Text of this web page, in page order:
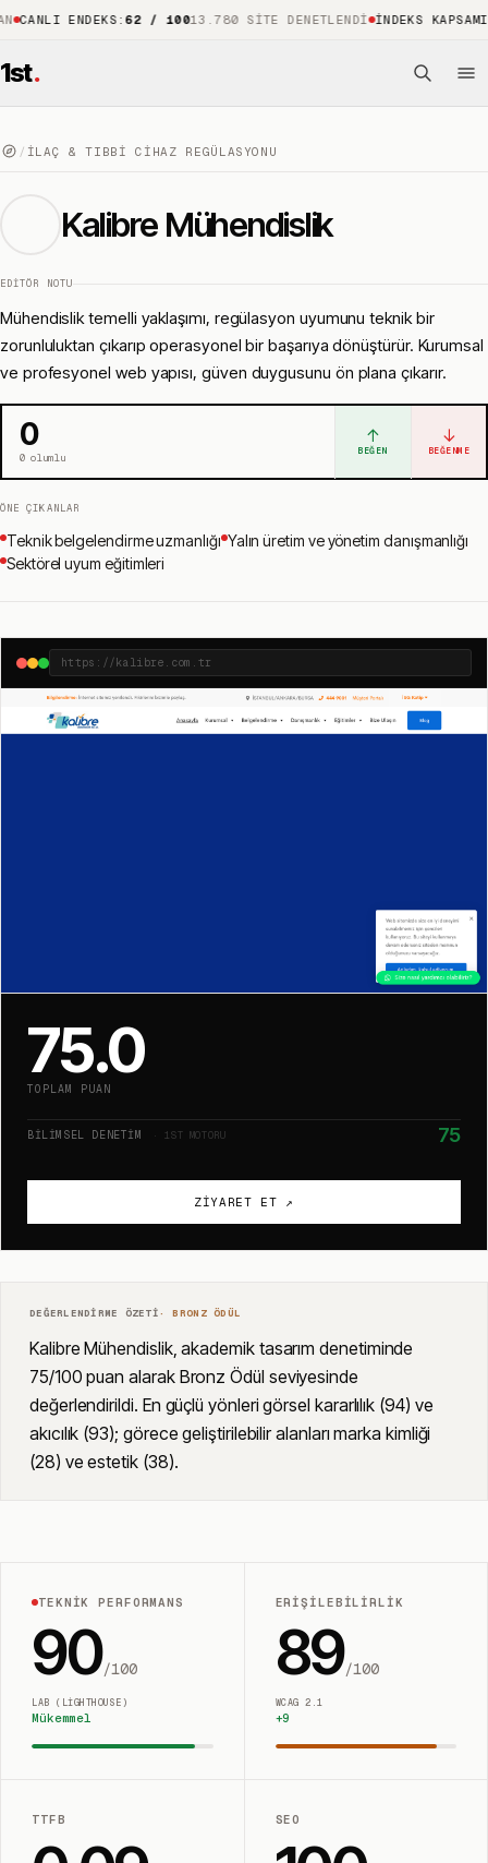
ENDEKS:62 / 100 13.780 SITE DENETLENDI İNDEKS KAPSAMI:%88
1st.
/ İLAÇ & TIBBI CIHAZ REGÜLASYONU
Kalibre Mühendislik
EDITÖR NOTU
Mühendislik temelli yaklaşımı, regülasyon uyumunu teknik bir
zorunluluktan çıkarıp operasyonel bir başarıya dönüştürür. Kurumsal
ve profesyonel web yapısı, güven duygusunu ön plana çıkarır.
0
0olumlu
↑
BEĞEN
↓
BEĞENME
ÖNE ÇIKANLAR
Teknik belgelendirme uzmanlığı Yalın üretim ve yönetim danışmanlığı
Sektörel uyum eğitimleri
https://kalibre.com.tr
75.0
TOPLAM PUAN
BILIMSEL DENETIM · 1ST MOTORU 75
ZIYARET ET ↗
DEĞERLENDIRME ÖZETI·BRONZÖDÜL
Kalibre Mühendislik, akademik tasarım denetiminde
75/100 puan alarak Bronz Ödül seviyesinde
değerlendirildi. En güçlü yönleri görsel kararlılık (94) ve
akıcılık (93); görece geliştirilebilir alanları marka kimliği
(28) ve estetik (38).
TEKNIK PERFORMANS
90/100
LAB (LIGHTHOUSE)
Mükemmel
ERIŞILEBILIRLIK
89/100
WCAG 2.1
+9
TTFB SEO